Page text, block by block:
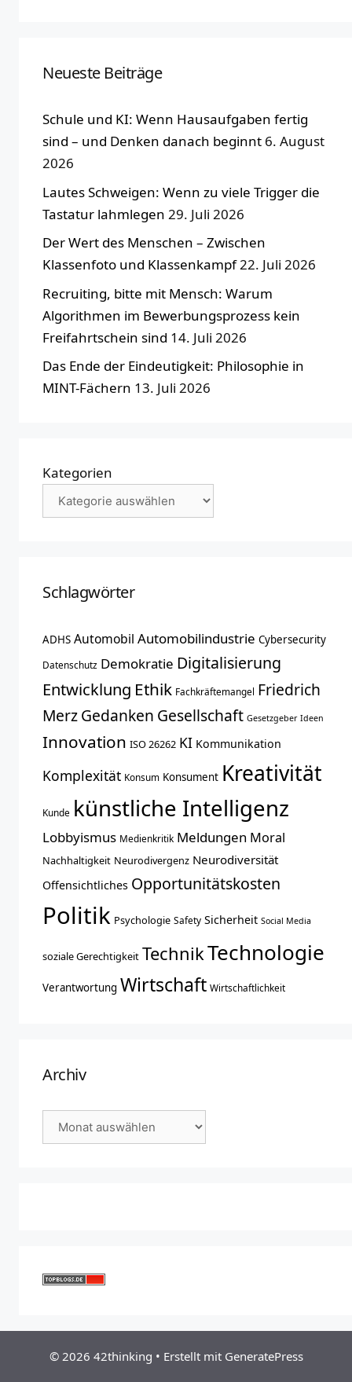
Neueste Beiträge
Schule und KI: Wenn Hausaufgaben fertig
sind – und Denken danach beginnt 6. August
2026
Lautes Schweigen: Wenn zu viele Trigger die
Tastatur lahmlegen 29. Juli 2026
Der Wert des Menschen – Zwischen
Klassenfoto und Klassenkampf22. Juli 2026
Recruiting, bitte mit Mensch: Warum
Algorithmen im Bewerbungsprozess kein
Freifahrtschein sind 14. Juli 2026
Das Ende der Eindeutigkeit: Philosophie in
MINT-Fächern 13. Juli 2026
Kategorien
Schlagwörter
ADHS Automobil Automobilindustrie Cybersecurity
Datenschutz Demokratie Digitalisierung
Entwicklung Ethik Fachkräftemangel Friedrich
MerzGedanken Gesellschaft Gesetzgeber Ideen
Innovation ISO 26262 KI Kommunikation
Komplexität Konsum Konsument Kreativität
Kunde künstliche Intelligenz
Lobbyismus Medienkritik Meldungen Moral
Nachhaltigkeit Neurodivergenz Neurodiversität
Offensichtliches Opportunitätskosten
Politik Psychologie Safety Sicherheit Social Media
soziale Gerechtigkeit TechnikTechnologie
Verantwortung Wirtschaft Wirtschaftlichkeit
Archiv
Archiv
© 2026 42thinking • Erstellt mit GeneratePress